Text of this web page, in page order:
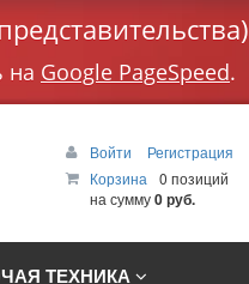
на Google PageSpeed.
Войти
Регистрация
Корзина
0 позиций
на сумму0 руб.
ТЕХНИКА